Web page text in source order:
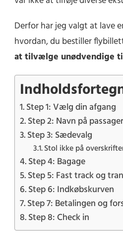
Derfor har jeg valgt at lave
hvordan, du bestiller
at tilvælge unødvendige
Step 1: Vælg din afgang
Step 2: Navn på
Step 3: Sædevalg
Stol ikke på
Step 4: Bagage
Step 5: Fast track og
Step 6: Indkøbskurven
Step 7: Betalingen og
Step 8: Check in